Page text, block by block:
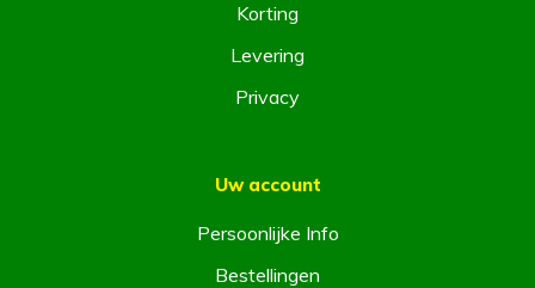
Korting
Levering
Privacy
Uw account
Persoonlijke Info
Bestellingen